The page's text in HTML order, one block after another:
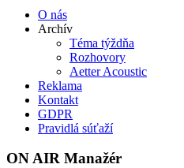
O nás
Archív
Téma týždňa
Rozhovory
Aetter Acoustic
Reklama
Kontakt
GDPR
Pravidlá súťaží
ON AIR Manažér